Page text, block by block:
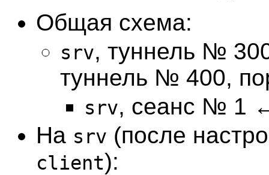
Общая схема:
srv, туннель №
туннель № 400,
srv, сеанс №
На srv (после
client):